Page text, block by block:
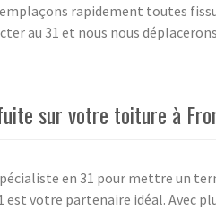
rapidement toutes
au 31 et nous nous
sur votre toiture à
en 31 pour mettre un
est votre partenaire idéal. Avec